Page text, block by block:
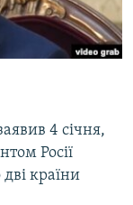
4 січня,
Росії
країни